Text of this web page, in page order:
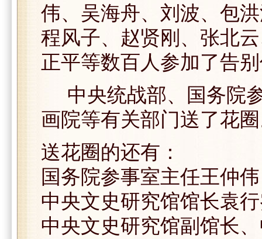
伟、吴海舟、刘波、包
程风子、赵贤刚、张北
正平等数百人参加了告
中央统战部、国务院
画院等有关部门送了花
送花圈的还有：
国务院参事室主任王仲伟
中央文史研究馆馆长袁
中央文史研究馆副馆长